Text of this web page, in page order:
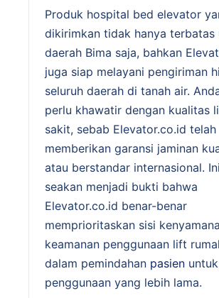
Produk hospital bed elevator
dikirimkan tidak hanya terbatas
daerah Bima saja, bahkan
juga siap melayani pengiriman
seluruh daerah di tanah air.
perlu khawatir dengan kualitas
sakit, sebab Elevator.co.id telah
memberikan garansi jaminan
atau berstandar internasional.
seakan menjadi bukti bahwa
Elevator.co.id benar-benar
memprioritaskan sisi
keamanan penggunaan lift
dalam pemindahan pasien
penggunaan yang lebih lama.